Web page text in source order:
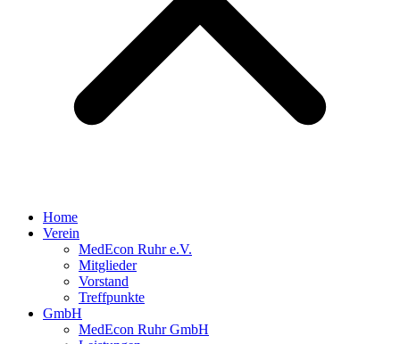
Home
Verein
MedEcon Ruhr e.V.
Mitglieder
Vorstand
Treffpunkte
GmbH
MedEcon Ruhr GmbH